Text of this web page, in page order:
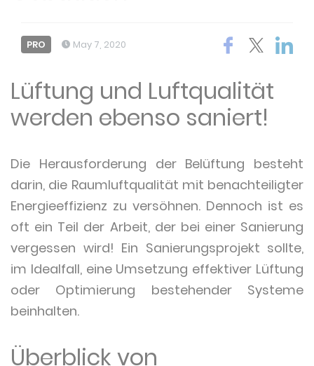
PRO May 7, 2020
Lüftung und Luftqualität
werden ebenso saniert!
Die Herausforderung der Belüftung besteht
darin, die Raumluftqualität mit benachteiligter
Energieeffizienz zu versöhnen. Dennoch ist es
oft ein Teil der Arbeit, der bei einer Sanierung
vergessen wird! Ein Sanierungsprojekt sollte,
im Idealfall, eine Umsetzung effektiver Lüftung
oder Optimierung bestehender Systeme
beinhalten.
Überblick von